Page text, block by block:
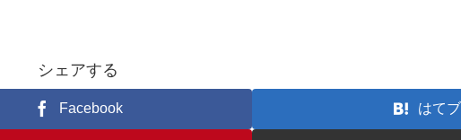
シェアする
Facebook はてブ